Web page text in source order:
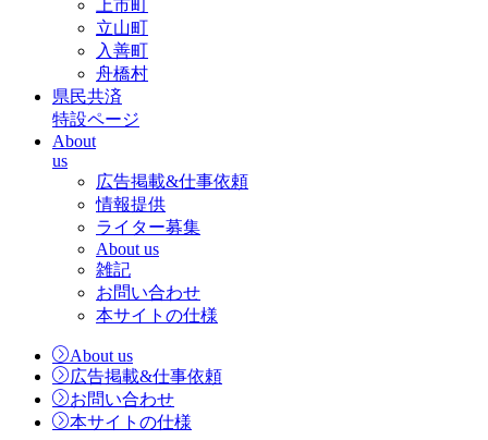
上市町
立山町
入善町
舟橋村
県民共済
特設ページ
About
us
広告掲載&仕事依頼
情報提供
ライター募集
About us
雑記
お問い合わせ
本サイトの仕様
About us
広告掲載&仕事依頼
お問い合わせ
本サイトの仕様